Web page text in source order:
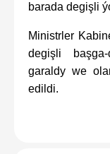
barad­a d­egişli
Ministrler
degişli
garaldy we
edildi.